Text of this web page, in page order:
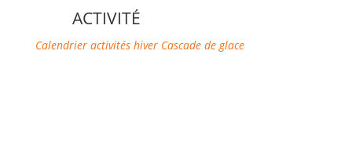
ACTIVITÉ
Calendrier activités hiver Cascade de glace